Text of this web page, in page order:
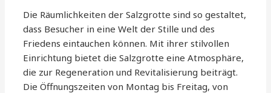
Die Räumlichkeiten der Salzgrotte sind so gestaltet,
dass Besucher in eine Welt der Stille und des
Friedens eintauchen können. Mit ihrer stilvollen
Einrichtung bietet die Salzgrotte eine Atmosphäre,
die zur Regeneration und Revitalisierung beiträgt.
Die Öffnungszeiten von Montag bis Freitag, von